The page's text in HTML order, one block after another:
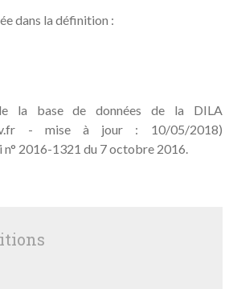
dans la définition :
la base de données de la DILA
- mise à jour : 10/05/2018)
n° 2016-1321 du 7 octobre 2016.